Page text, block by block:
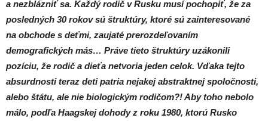
a nezblázniť sa. Každý rodič v Rusku musí pochopiť, že za
posledných 30 rokov sú štruktúry, ktoré sú zainteresované
na obchode s deťmi, zaujaté prerozdeľovaním
demografických más… Práve tieto štruktúry uzákonili
pozíciu, že rodič a dieťa netvoria jeden celok. Vďaka tejto
absurdnosti teraz deti patria nejakej abstraktnej spoločnosti,
alebo štátu, ale nie biologickým rodičom?! Aby toho nebolo
málo, podľa Haagskej dohody z roku 1980, ktorú Rusko